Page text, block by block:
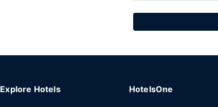
Explore Hotels HotelsOne